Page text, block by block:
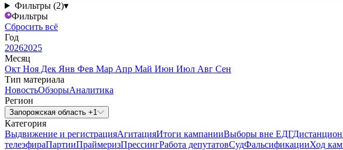
Фильтры (2)▾
Фильтры
Сбросить всё
Год
20262025
Месяц
Окт Ноя Дек Янв Фев Мар Апр Май Июн Июл Авг Сен
Тип материала
НовостьОбзорыАналитика
Регион
Запорожская область +1
Категория
Выдвижение и регистрацияАгитацияИтоги кампанииВыборы вне ЕДГ
телеэфираПартииПраймеризПрессингРабота депутатовСудФальсификацииХод